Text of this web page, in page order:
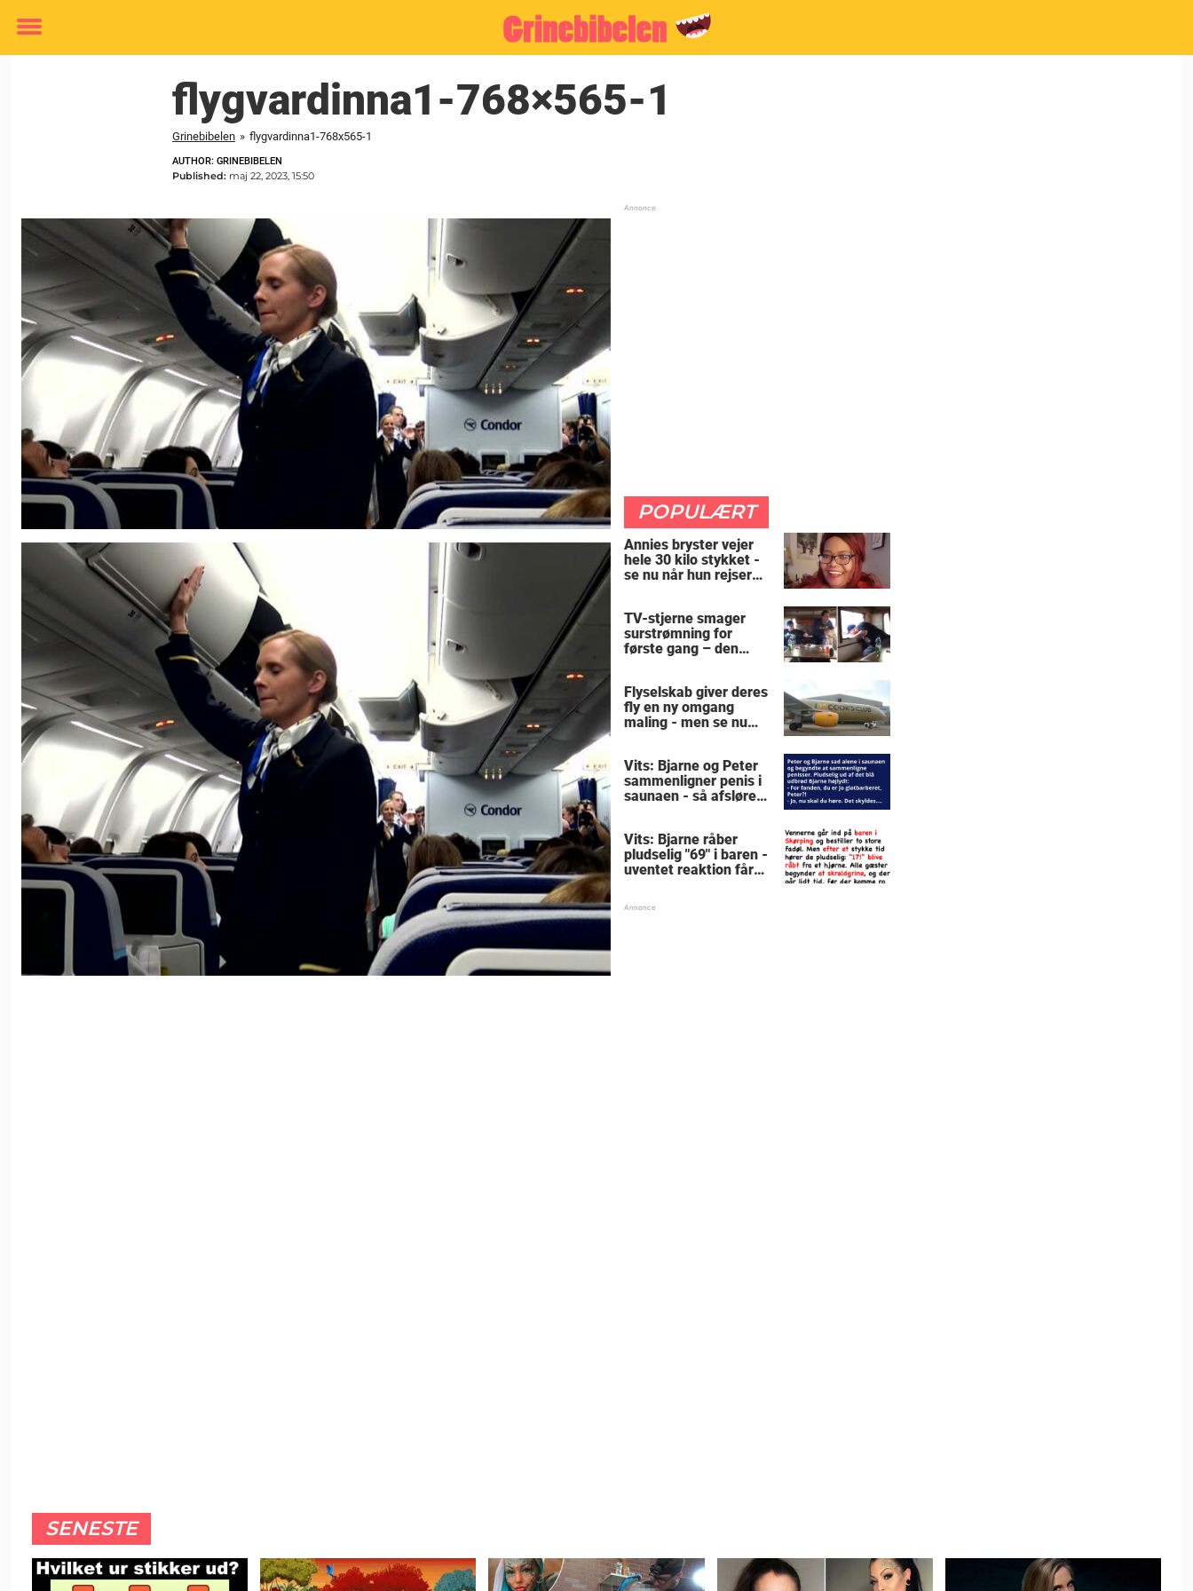
Toggle
flygvardinna1-768×565-1
Grinebibelen » flygvardinna1-768x565-1
AUTHOR: GRINEBIBELEN
Published: maj 22, 2023, 15:50
POPULÆRT
Annies bryster vejer
hele 30 kilo stykket -
se nu når hun rejser
TV-stjerne smager
surstrømning for
første gang – den
skrige af grin
Flyselskab giver deres
fly en ny omgang
maling - men se nu
Vits: Bjarne og Peter
sammenligner penis i
saunaen - så afslører
Vits: Bjarne råber
pludselig "69" i baren -
uventet reaktion får
SENESTE